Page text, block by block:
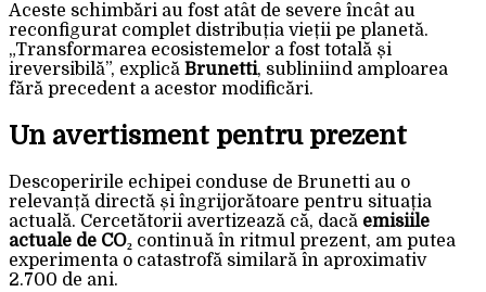
Aceste schimbări au fost atât de severe încât au
reconfigurat complet distribuția vieții pe planetă.
„Transformarea ecosistemelor a fost totală și
ireversibilă”, explică Brunetti, subliniind amploarea
fără precedent a acestor modificări.
Un avertisment pentru prezent
Descoperirile echipei conduse de Brunetti au o
relevanță directă și îngrijorătoare pentru situația
actuală. Cercetătorii avertizează că, dacă emisiile
actuale de CO₂ continuă în ritmul prezent, am putea
experimenta o catastrofă similară în aproximativ
2.700 de ani.